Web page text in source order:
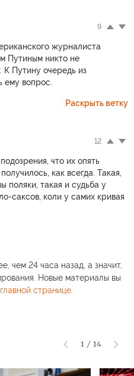
9
журналиста
Путиным никто не
К Путину очередь из
ему вопрос.
Раскрыть ветку
12
что их опять
как всегда. Такая,
поляки, такая и судьба у
саксов, коли у самих кривая
чем 24 часа назад, а значит,
Новые материалы вы
главной странице.
1 / 14